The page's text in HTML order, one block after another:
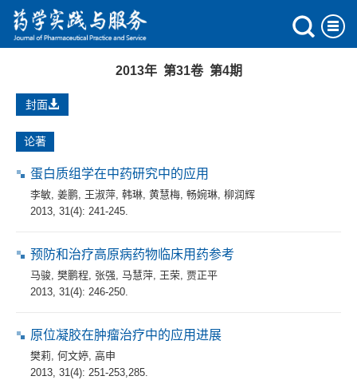
2013年 第31卷 第4期
封面
论著
蛋白质组学在中药研究中的应用
李敏 姜鹏 王淑萍 韩琳 黄慧梅 畅婉琳 柳润辉
2013, 31(4): 241-245.
预防和治疗高原病药物临床用药参考
马骏 樊鹏程 张强 马慧萍 王荣 贾正平
2013, 31(4): 246-250.
原位凝胶在肿瘤治疗中的应用进展
樊莉 何文婷 高申
2013, 31(4): 251-253,285.